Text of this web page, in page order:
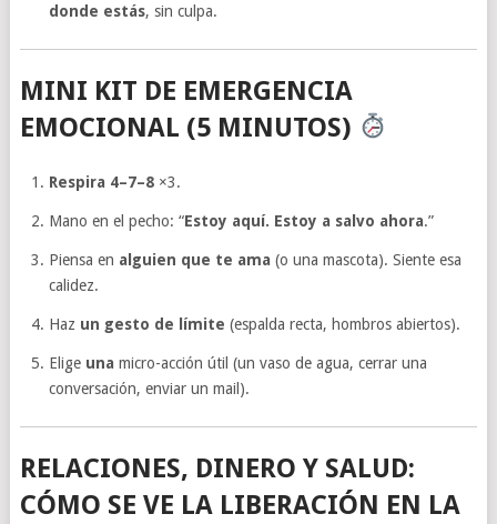
donde estás, sin culpa.
MINI KIT DE EMERGENCIA
EMOCIONAL (5 MINUTOS)
Respira 4–7–8 ×3.
Mano en el pecho: “Estoy aquí. Estoy a salvo ahora.”
Piensa en alguien que te ama (o una mascota). Siente esa
calidez.
Haz un gesto de límite (espalda recta, hombros abiertos).
Elige una micro-acción útil (un vaso de agua, cerrar una
conversación, enviar un mail).
RELACIONES, DINERO Y SALUD:
CÓMO SE VE LA LIBERACIÓN EN LA